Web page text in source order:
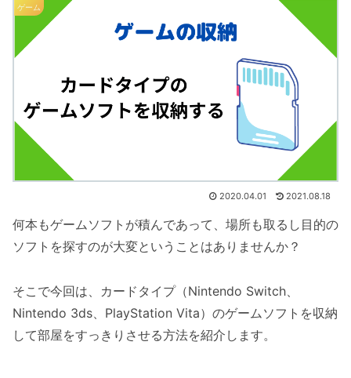
ゲーム
2020.04.01 2021.08.18
何本もゲームソフトが積んであって、場所も取るし目的の
ソフトを探すのが大変ということはありませんか？
そこで今回は、カードタイプ（Nintendo Switch、
Nintendo 3ds、PlayStation Vita）のゲームソフトを収納
して部屋をすっきりさせる方法を紹介します。